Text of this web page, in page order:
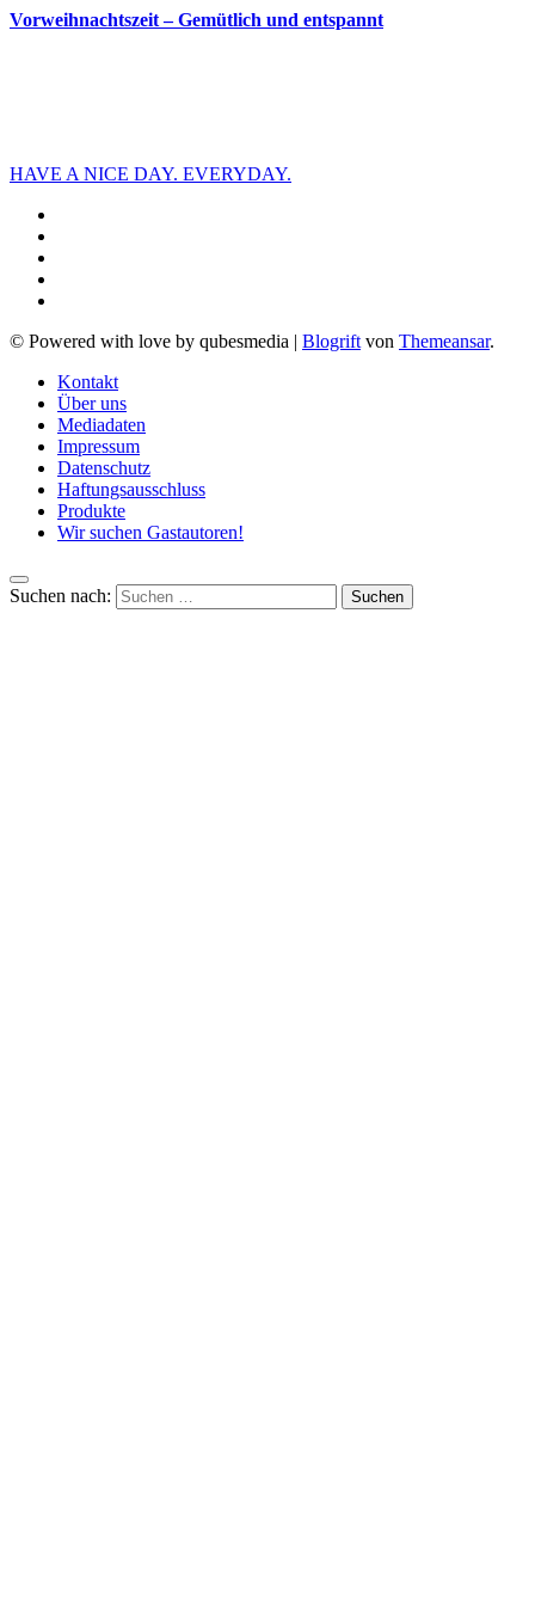
Vorweihnachtszeit – Gemütlich und entspannt
HAVE A NICE DAY. EVERYDAY.
© Powered with love by qubesmedia | Blogrift von Themeansar.
Kontakt
Über uns
Mediadaten
Impressum
Datenschutz
Haftungsausschluss
Produkte
Wir suchen Gastautoren!
Suchen nach: